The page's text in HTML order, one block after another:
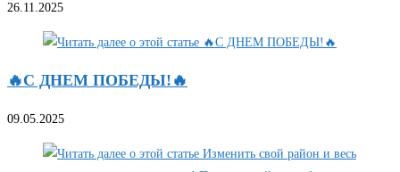
26.11.2025
🔥С ДНЕМ ПОБЕДЫ!🔥
09.05.2025